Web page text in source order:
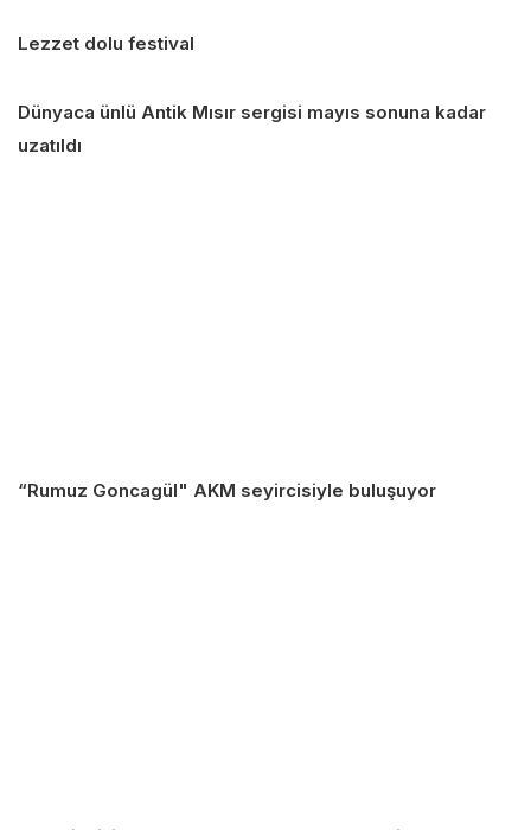
Lezzet dolu festival
Dünyaca ünlü Antik Mısır sergisi mayıs sonuna kadar
uzatıldı
“Rumuz Goncagül" AKM seyircisiyle buluşuyor